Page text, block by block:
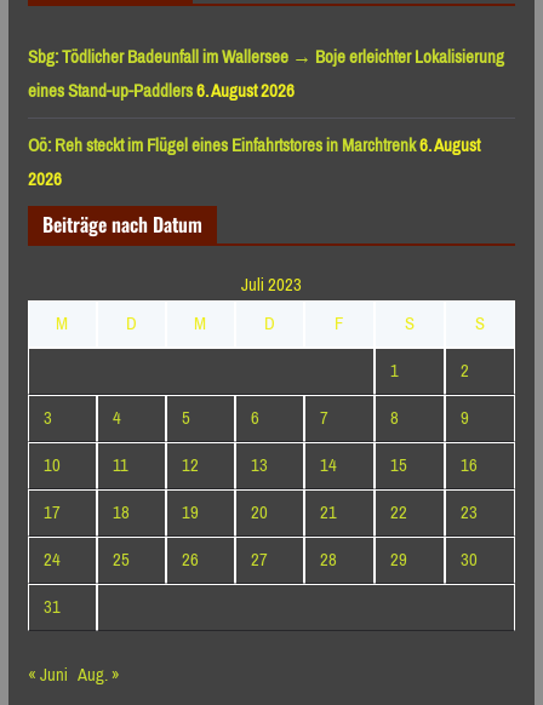
Sbg: Tödlicher Badeunfall im Wallersee → Boje erleichter Lokalisierung
eines Stand-up-Paddlers6. August 2026
Oö: Reh steckt im Flügel eines Einfahrtstores in Marchtrenk6. August
2026
Beiträge nach Datum
Juli 2023
M
D M D F S
S
1
2
3
4 5 6 7 8
9
10
11 12 13 14 15
16
17
18 19 20 21 22
23
24
25 26 27 28 29
30
31
« Juni Aug. »